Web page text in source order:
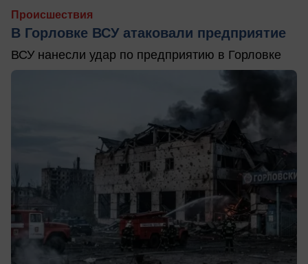
Происшествия
В Горловке ВСУ атаковали предприятие
ВСУ нанесли удар по предприятию в Горловке